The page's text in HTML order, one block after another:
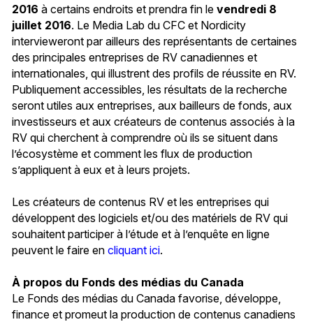
2016 à certains endroits et prendra fin le vendredi 8
juillet 2016. Le Media Lab du CFC et Nordicity
intervieweront par ailleurs des représentants de certaines
des principales entreprises de RV canadiennes et
internationales, qui illustrent des profils de réussite en RV.
Publiquement accessibles, les résultats de la recherche
seront utiles aux entreprises, aux bailleurs de fonds, aux
investisseurs et aux créateurs de contenus associés à la
RV qui cherchent à comprendre où ils se situent dans
l’écosystème et comment les flux de production
s’appliquent à eux et à leurs projets.
Les créateurs de contenus RV et les entreprises qui
développent des logiciels et/ou des matériels de RV qui
souhaitent participer à l’étude et à l’enquête en ligne
peuvent le faire en cliquant ici.
À propos du Fonds des médias du Canada
Le Fonds des médias du Canada favorise, développe,
finance et promeut la production de contenus canadiens